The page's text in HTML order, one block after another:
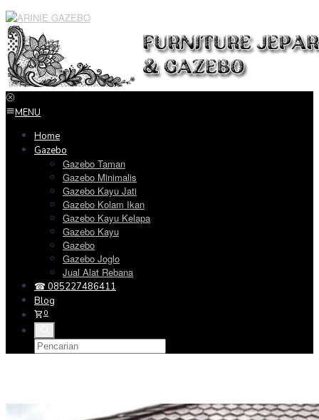
Loncat
ke
konten
MENU
Home
Gazebo
Gazebo Taman
Gazebo Minimalis
Gazebo Kayu Jati
Gazebo Kolam Ikan
Gazebo Kayu Kelapa
Gazebo Kayu
Gazebo
Gazebo Joglo
Jual Alat Rebana
☎ 085227486411
Blog
0